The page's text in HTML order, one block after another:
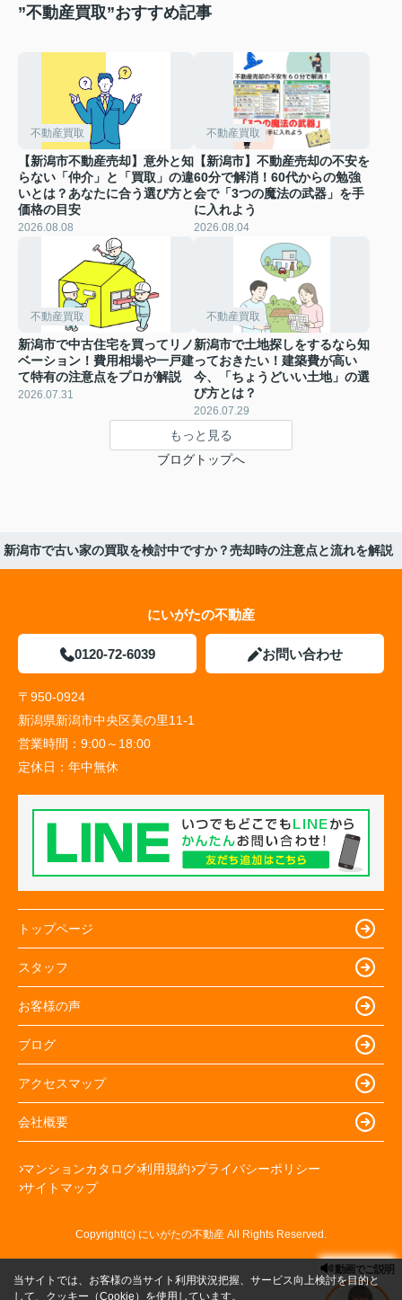
”不動産買取”おすすめ記事
不動産買取
【新潟市不動産売却】意外と知
らない「仲介」と「買取」の違
いとは？あなたに合う選び方と
価格の目安
2026.08.08
不動産買取
【新潟市】不動産売却の不安を
60分で解消！60代からの勉強
会で「3つの魔法の武器」を手
に入れよう
2026.08.04
不動産買取
新潟市で中古住宅を買ってリノ
ベーション！費用相場や一戸建
て特有の注意点をプロが解説
2026.07.31
不動産買取
新潟市で土地探しをするなら知
っておきたい！建築費が高い
今、「ちょうどいい土地」の選
び方とは？
2026.07.29
もっと見る
ブログトップへ
新潟市で古い家の買取を検討中ですか？売却時の注意点と流れを解説
にいがたの不動産
0120-72-6039 お問い合わせ
〒950-0924
新潟県新潟市中央区美の里11-1
営業時間： 9:00～18:00
定休日： 年中無休
トップページ
スタッフ
お客様の声
ブログ
アクセスマップ
会社概要
マンションカタログ 利用規約 プライバシーポリシー
サイトマップ
Copyright(c) にいがたの不動産 All Rights Reserved.
当サイトでは、お客様の当サイト利用状況把握、サービス向上検討を目的と
して、クッキー（Cookie）を使用しています。
動画でご説明